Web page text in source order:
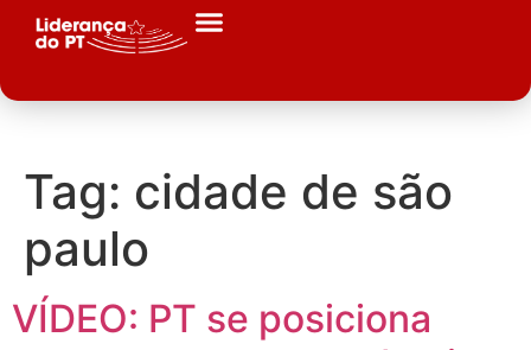
Tag: cidade de são
paulo
VÍDEO: PT se posiciona